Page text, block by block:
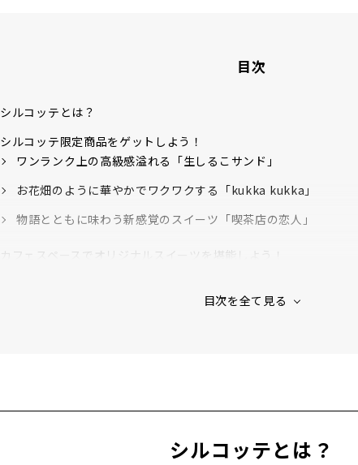
目次
シルコッテとは？
シルコッテ限定商品をゲットしよう！
ワンランク上の高級感溢れる「生しるこサンド」
お花畑のように華やかでワクワクする「kukka kukka」
物語とともに味わう新感覚のスイーツ「喫茶店の恋人」
カフェスペースでオリジナルスイーツを堪能しよう！
シルコッテとは？